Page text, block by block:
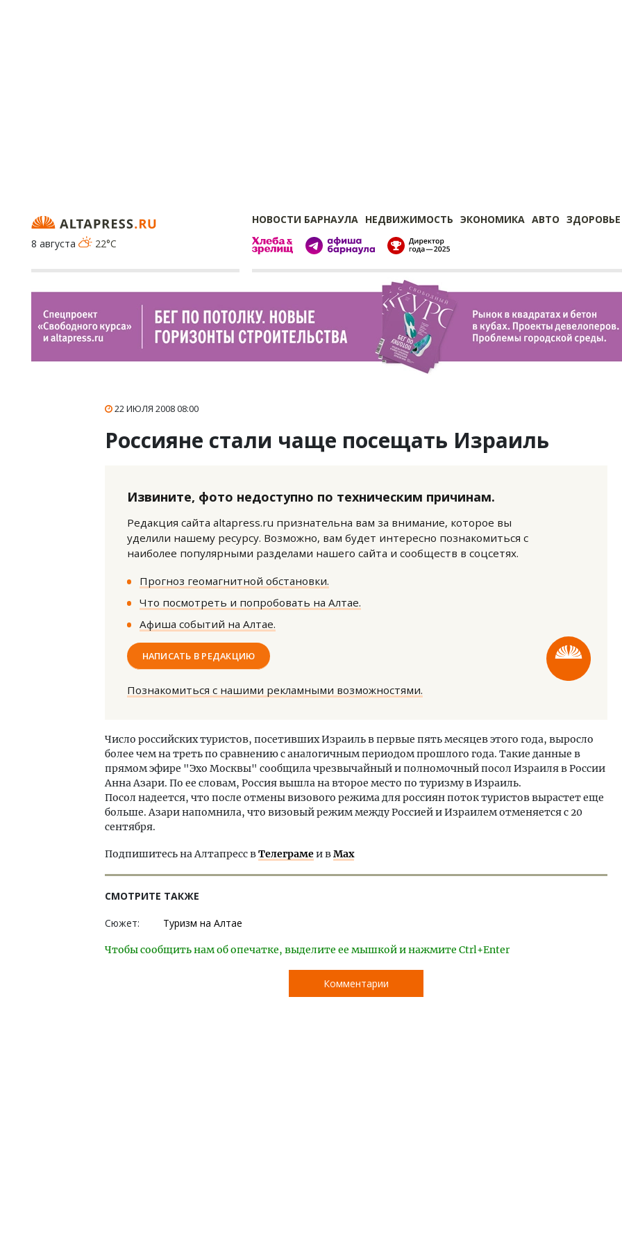
НОВОСТИ БАРНАУЛА НЕДВИЖИМОСТЬ ЭКОНОМИКА АВТО ЗДОРОВЬЕ
8 августа
22°C
22 ИЮЛЯ 200808:00
Россияне стали чаще посещать Израиль
Извините, фото недоступно по техническим причинам.
Редакция сайта altapress.ru признательна вам за внимание, которое вы
уделили нашему ресурсу. Возможно, вам будет интересно познакомиться с
наиболее популярными разделами нашего сайта и сообществ в соцсетях.
Прогноз геомагнитной обстановки.
Что посмотреть и попробовать на Алтае.
Афиша событий на Алтае.
НАПИСАТЬ В РЕДАКЦИЮ
Познакомиться с нашими рекламными возможностями.
Число российских туристов, посетивших Израиль в первые пять месяцев этого года, выросло
более чем на треть по сравнению с аналогичным периодом прошлого года. Такие данные в
прямом эфире "Эхо Москвы" сообщила чрезвычайный и полномочный посол Израиля в России
Анна Азари. По ее словам, Россия вышла на второе место по туризму в Израиль.
Посол надеется, что после отмены визового режима для россиян поток туристов вырастет еще
больше. Азари напомнила, что визовый режим между Россией и Израилем отменяется с 20
сентября.
Подпишитесь на Алтапресс вТелеграмеи вMax
СМОТРИТЕ ТАКЖЕ
Сюжет: Туризм на Алтае
Чтобы сообщить нам об опечатке, выделите ее мышкой и нажмите Ctrl+Enter
Комментарии
Архитектурный код начинается с
земли. Мощение крупноформатными
плитами становится новым
стандартом благоустройства
СТРОИТЕЛЬСТВО
Ищем новые берега. Гендиректор
«Жилищной инициативы» Юрий
Гатилов — о том, как девелоперу
оставаться на плаву, когда рынок
штормит
СТРОИТЕЛЬСТВО
Смелость архитектурных
Генеральный директор
ЗИАС — об эстетике
трендах в фасадах и
СТРОИТЕЛЬСТВО